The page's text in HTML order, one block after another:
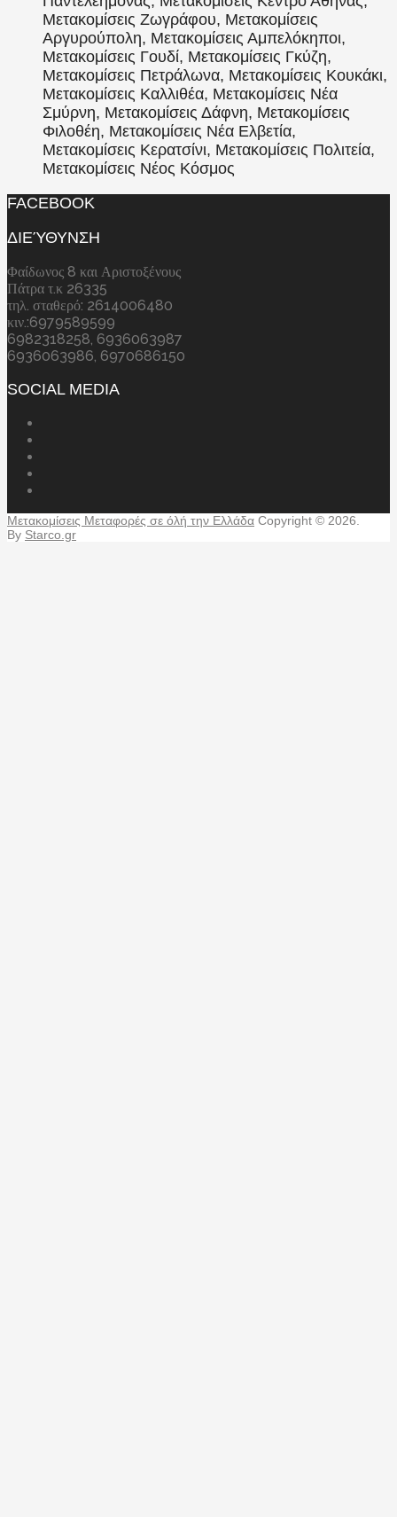
Μετακομίσεις Ζωγράφου, Μετακομίσεις
Αργυρούπολη, Μετακομίσεις Αμπελόκηποι,
Μετακομίσεις Γουδί, Μετακομίσεις Γκύζη,
Μετακομίσεις Πετράλωνα, Μετακομίσεις Κουκάκι,
Μετακομίσεις Καλλιθέα, Μετακομίσεις Νέα
Σμύρνη, Μετακομίσεις Δάφνη, Μετακομίσεις
Φιλοθέη, Μετακομίσεις Νέα Ελβετία,
Μετακομίσεις Κερατσίνι, Μετακομίσεις Πολιτεία,
Μετακομίσεις Νέος Κόσμος
FACEBOOK
ΔΙΕΎΘΥΝΣΗ
Φαίδωνος 8 και Αριστοξένους
Πάτρα τ.κ 26335
τηλ. σταθερό: 2614006480
κιν.:6979589599
6982318258, 6936063987
6936063986, 6970686150
SOCIAL MEDIA
Μετακομίσεις Μεταφορές σε όλή την Ελλάδα Copyright © 2026.
By Starco.gr